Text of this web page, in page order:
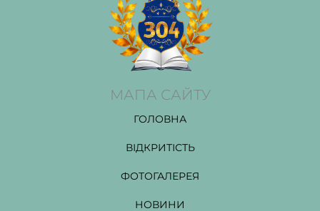
МАПА САЙТУ
ГОЛОВНА
ВІДКРИТІСТЬ
ФОТОГАЛЕРЕЯ
НОВИНИ